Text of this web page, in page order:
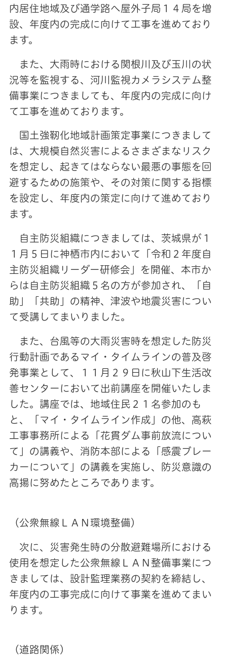
内居住地域及び通学路へ屋外子局１４局を増
設、年度内の完成に向けて工事を進めており
ます。
また、大雨時における関根川及び玉川の状
況等を監視する、河川監視カメラシステム整
備事業につきましても、年度内の完成に向け
て工事を進めております。
国土強靭化地域計画策定事業につきまして
は、大規模自然災害によるさまざまなリスク
を想定し、起きてはならない最悪の事態を回
避するための施策や、その対策に関する指標
を設定し、年度内の策定に向けて進めており
ます。
自主防災組織につきましては、茨城県が１
１月５日に神栖市内において「令和２年度自
主防災組織リーダー研修会」を開催、本市か
らは自主防災組織５名の方が参加され、「自
助」「共助」の精神、津波や地震災害につい
て受講してまいりました。
また、台風等の大雨災害時を想定した防災
行動計画であるマイ・タイムラインの普及啓
発事業として、１１月２９日に秋山下生活改
善センターにおいて出前講座を開催いたしま
した。講座では、地域住民２１名参加のも
と、「マイ・タイムライン作成」の他、高萩
工事事務所による「花貫ダム事前放流につい
て」の講義や、消防本部による「感震ブレー
カーについて」の講義を実施し、防災意識の
高揚に努めたところであります。
（公衆無線ＬＡＮ環境整備）
次に、災害発生時の分散避難場所における
使用を想定した公衆無線ＬＡＮ整備事業につ
きましては、設計監理業務の契約を締結し、
年度内の工事完成に向けて事業を進めてまい
ります。
（道路関係）